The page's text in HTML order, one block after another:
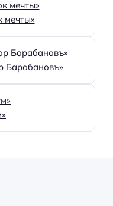
мечты»
Барабановъ»